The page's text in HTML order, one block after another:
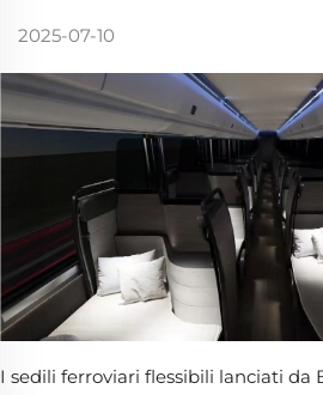
2025-07-10
I sedili ferroviari flessibili lanciati da